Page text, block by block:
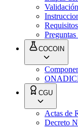
Requisitos
COCOIN
CGU
Actas de
Decreto